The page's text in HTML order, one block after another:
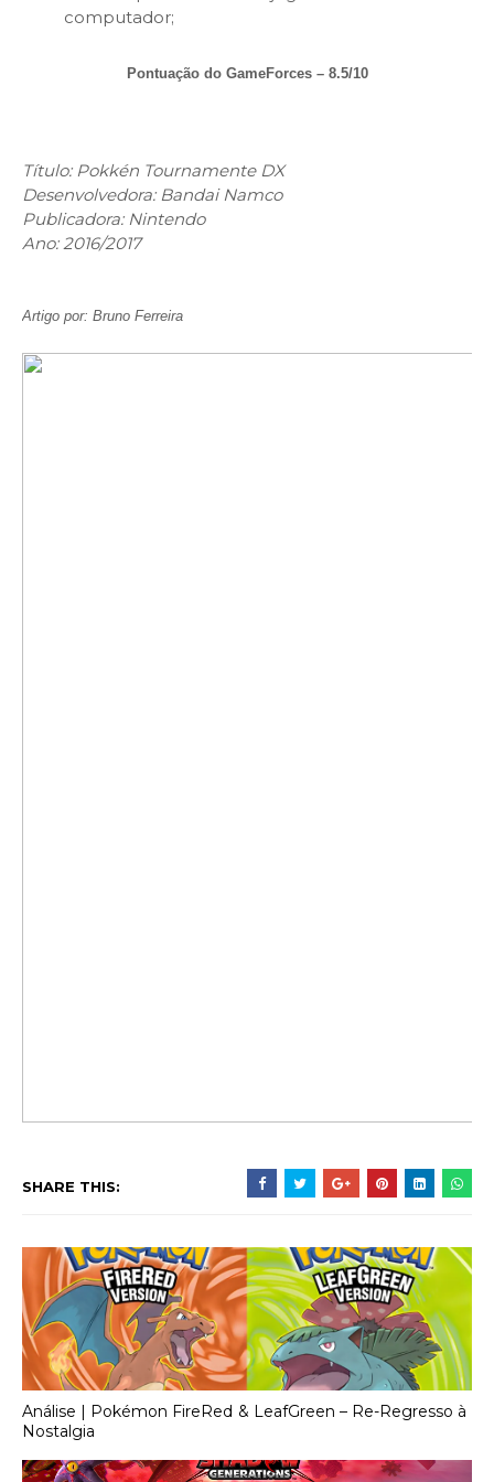
computador;
Pontuação do GameForces – 8.5/10
Título: Pokkén Tournamente DX
Desenvolvedora: Bandai Namco
Publicadora: Nintendo
Ano: 2016/2017
Artigo por: Bruno Ferreira
SHARE THIS:
Análise | Pokémon FireRed & LeafGreen – Re-Regresso à
Nostalgia